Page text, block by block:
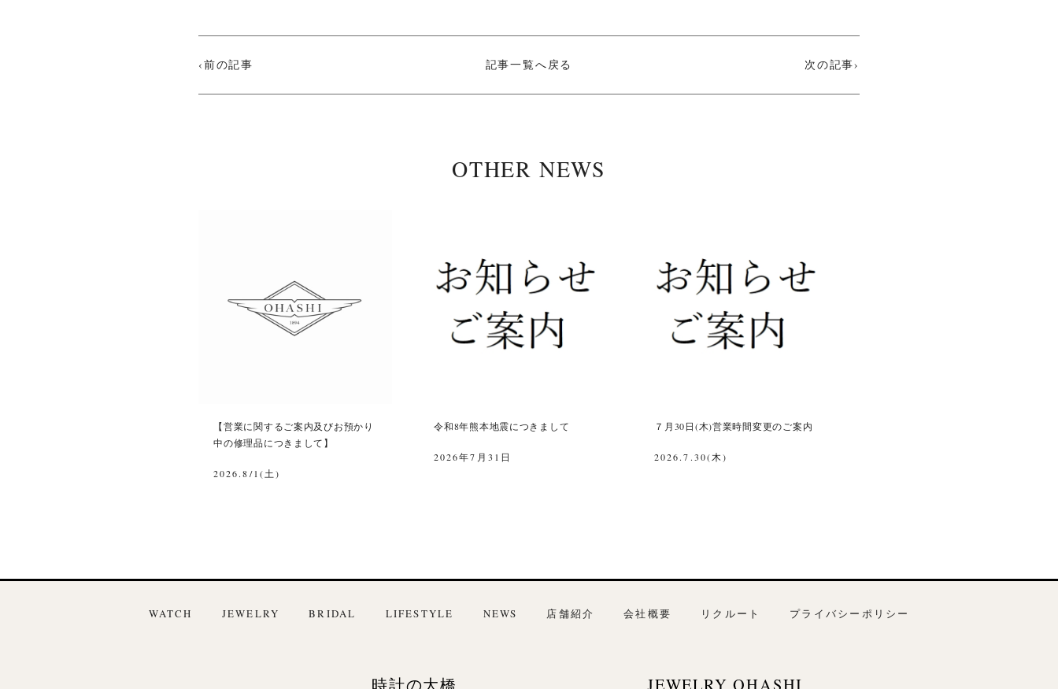
‹前の記事 記事一覧へ戻る 次の記事›
OTHER NEWS
【営業に関するご案内及びお預かり
中の修理品につきまして】
2026.8/1(土)
令和8年熊本地震につきまして
2026年7月31日
７月30日(木)営業時間変更のご案内
2026.7.30(木)
WATCH JEWELRY BRIDAL LIFESTYLE NEWS 店舗紹介 会社概要 リクルート プライバシーポリシー
時計の大橋 JEWELRY OHASHI